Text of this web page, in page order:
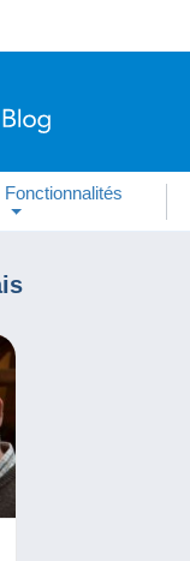
Fonctionnalités